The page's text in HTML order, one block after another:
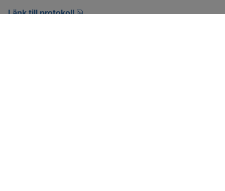
Länk till protokoll
pdf, 263.3 kB, öppnas i nytt fönster.